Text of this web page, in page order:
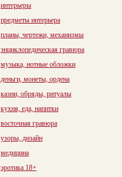
интерьеры
предметы интерьера
планы, чертежи, механизмы
энциклопедическая гравюра
музыка, нотные обложки
деньги, монеты, ордена
казни, обряды, ритуалы
кухня, еда, напитки
восточная гравюра
узоры, дизайн
медицина
эротика 18+